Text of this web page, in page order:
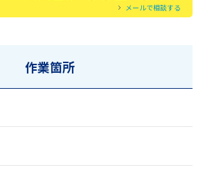
メールで相談する
作業箇所